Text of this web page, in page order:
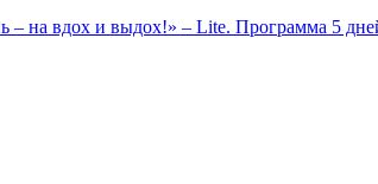
– на вдох и выдох!» – Lite. Программа 5